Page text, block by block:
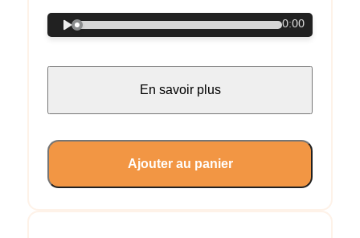
0:00
En savoir plus
Ajouter au panier